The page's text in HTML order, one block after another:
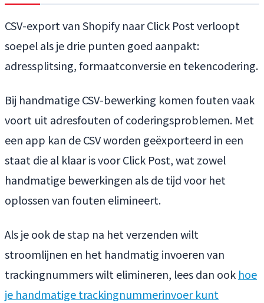
CSV-export van Shopify naar Click Post verloopt
soepel als je drie punten goed aanpakt:
adressplitsing, formaatconversie en tekencodering.
Bij handmatige CSV-bewerking komen fouten vaak
voort uit adresfouten of coderingsproblemen. Met
een app kan de CSV worden geëxporteerd in een
staat die al klaar is voor Click Post, wat zowel
handmatige bewerkingen als de tijd voor het
oplossen van fouten elimineert.
Als je ook de stap na het verzenden wilt
stroomlijnen en het handmatig invoeren van
trackingnummers wilt elimineren, lees dan ook hoe
je handmatige trackingnummerinvoer kunt